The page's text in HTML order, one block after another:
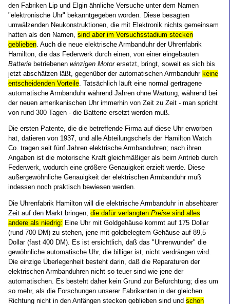
den Fabriken Lip und Elgin ähnliche Versuche unter dem Namen
"elektronische Uhr" bekanntgegeben worden. Diese besagten
umwälzenden Neukonstruktionen, die mit Elektronik nichts gemeinsam
hatten als den Namen, sind aber im Versuchsstadium stecken
geblieben . Auch die neue elektrische Armbanduhr der Uhrenfabrik
Hamilton, die das Federwerk durch einen, von einer eingebauten
Batterie betriebenen winzigen Motorersetzt, bringt, soweit es sich bis
jetzt abschätzen läßt, gegenüber der automatischen Armbanduhr keine
entscheidenden Vorteile . Tatsächlich läuft eine normal gertragene
automatische Armbanduhr während Jahren ohne Wartung, während bei
der neuen amerikanischen Uhr immerhin von Zeit zu Zeit - man spricht
von rund 300 Tagen - die Batterie ersetzt werden muß.
Die ersten Patente, die die betreffende Firma auf diese Uhr erworben
hat, datieren von 1937, und alle Abteilungschefs der Hamilton Watch
Co. tragen seit fünf Jahren elektrische Armbanduhren; nach ihren
Angaben ist die motorische Kraft gleichmäßiger als beim Antrieb durch
Federwerk, wodurch eine größere Genauigkeit erzielt werde. Diese
außergewöhnliche Genauigkeit der elektrischen Armbanduhr muß
indessen noch praktisch bewiesen werden.
Die Uhrenfabrik Hamilton will die elektrische Armbanduhr in absehbarer
Zeit auf den Markt bringen; die dafür verlangten Preise sind alles
andere als niedrig: Eine Uhr mit Goldgehäuse kommt auf 175 Dollar
(rund 700 DM) zu stehen, jene mit goldbelegtem Gehäuse auf 89,5
Dollar (fast 400 DM). Es ist ersichtlich, daß das "Uhrenwunder" die
gewöhnliche automatische Uhr, die billiger ist, nicht verdrängen wird.
Die einzige Überlegenheit besteht darin, daß die Reparaturen der
elektrischen Armbanduhren nicht so teuer sind wie jene der
automatischen. Es besteht daher kein Grund zur Befürchtung; dies um
so mehr, als die Forschungen unserer Fabrikanten in der gleichen
Richtung nicht in den Anfängen stecken geblieben sind und schon